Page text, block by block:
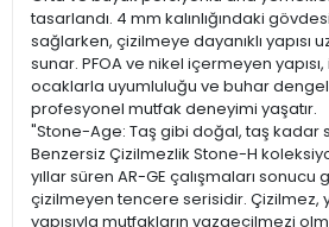
tasarlandı. 4 mm kalınlığındaki gövdesi
sağlarken, çizilmeye dayanıklı yapısı
sunar. PFOA ve nikel içermeyen
ocaklarla uyumluluğu ve buhar
profesyonel mutfak deneyimi yaşatır.
"Stone-Age: Taş gibi doğal, taş kadar
Benzersiz Çizilmezlik Stone-H
yıllar süren AR-GE çalışmaları sonucu
çizilmeyen tencere serisidir. Çizilmez,
yapısıyla mutfakların vazgeçilmezi